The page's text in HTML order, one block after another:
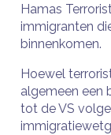
Hamas
immigranten
binnenkomen.
Hoewel
algemeen een
tot de VS